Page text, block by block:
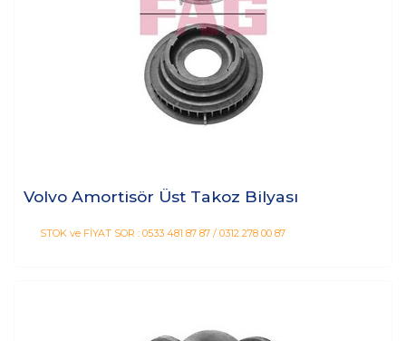
Volvo Amortisör Üst Takoz Bilyası
STOK ve FİYAT SOR : 0533 481 87 87 / 0312 278 00 87